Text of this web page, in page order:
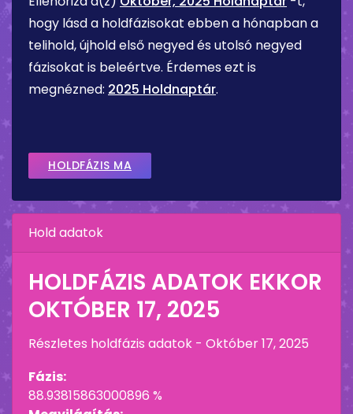
hogy lásd a holdfázisokat ebben a hónapban a
telihold, újhold első negyed és utolsó negyed
fázisokat is beleértve. Érdemes ezt is
megnézned: 2025 Holdnaptár.
HOLDFÁZIS MA
Hold adatok
HOLDFÁZIS ADATOK EKKOR
OKTÓBER 17, 2025
Részletes holdfázis adatok - Október 17, 2025
Fázis:
88.93815863000896 %